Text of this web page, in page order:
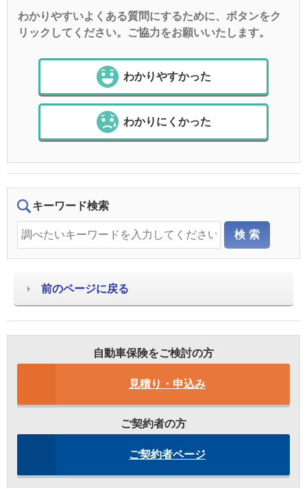
わかりやすいよくある質問にするために、ボタンをク
リックしてください。ご協力をお願いいたします。
わかりやすかった
わかりにくかった
キーワード検索
前のページに戻る
自動車保険をご検討の方
見積り・申込み
ご契約者の方
ご契約者ページ